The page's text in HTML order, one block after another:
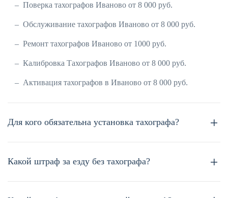
Поверка тахографов Иваново от 8 000 руб.
Обслуживание тахографов Иваново от 8 000 руб.
Ремонт тахографов Иваново от 1000 руб.
Калибровка Тахографов Иваново от 8 000 руб.
Активация тахографов в Иваново от 8 000 руб.
Для кого обязательна установка тахографа?
Какой штраф за езду без тахографа?